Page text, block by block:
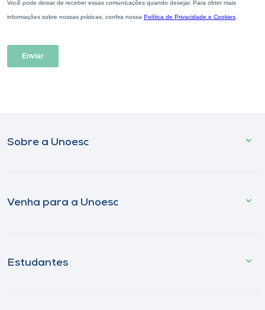
Sobre a Unoesc
Venha para a Unoesc
Estudantes